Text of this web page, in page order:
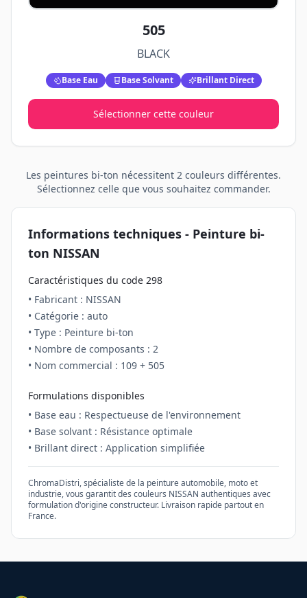
505
BLACK
Base Eau Base Solvant Brillant Direct
Sélectionner cette couleur
Les peintures bi-ton nécessitent 2 couleurs différentes.
Sélectionnez celle que vous souhaitez commander.
Informations techniques - Peinture bi-
ton NISSAN
Caractéristiques du code 298
• Fabricant : NISSAN
• Catégorie : auto
• Type : Peinture bi-ton
• Nombre de composants : 2
• Nom commercial : 109 + 505
Formulations disponibles
• Base eau : Respectueuse de l'environnement
• Base solvant : Résistance optimale
• Brillant direct : Application simplifiée
ChromaDistri, spécialiste de la peinture automobile, moto et
industrie, vous garantit des couleurs NISSAN authentiques avec
formulation d'origine constructeur. Livraison rapide partout en
France.